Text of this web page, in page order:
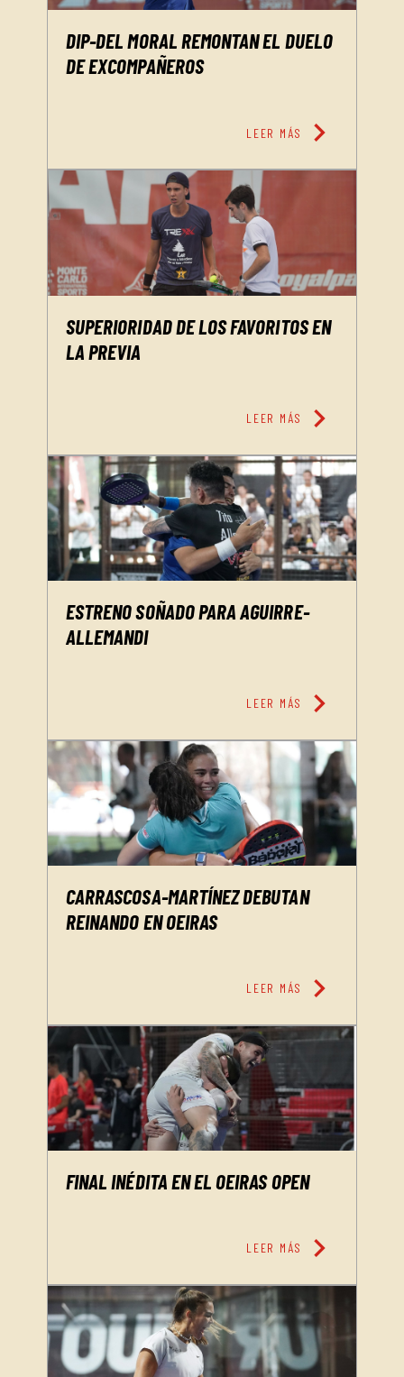
DIP-DEL MORAL REMONTAN EL DUELO
DE EXCOMPAÑEROS
LEER MÁS chevron_right
SUPERIORIDAD DE LOS FAVORITOS EN
LA PREVIA
LEER MÁS chevron_right
ESTRENO SOÑADO PARA AGUIRRE-
ALLEMANDI
LEER MÁS chevron_right
CARRASCOSA-MARTÍNEZ DEBUTAN
REINANDO EN OEIRAS
LEER MÁS chevron_right
FINAL INÉDITA EN EL OEIRAS OPEN
LEER MÁS chevron_right